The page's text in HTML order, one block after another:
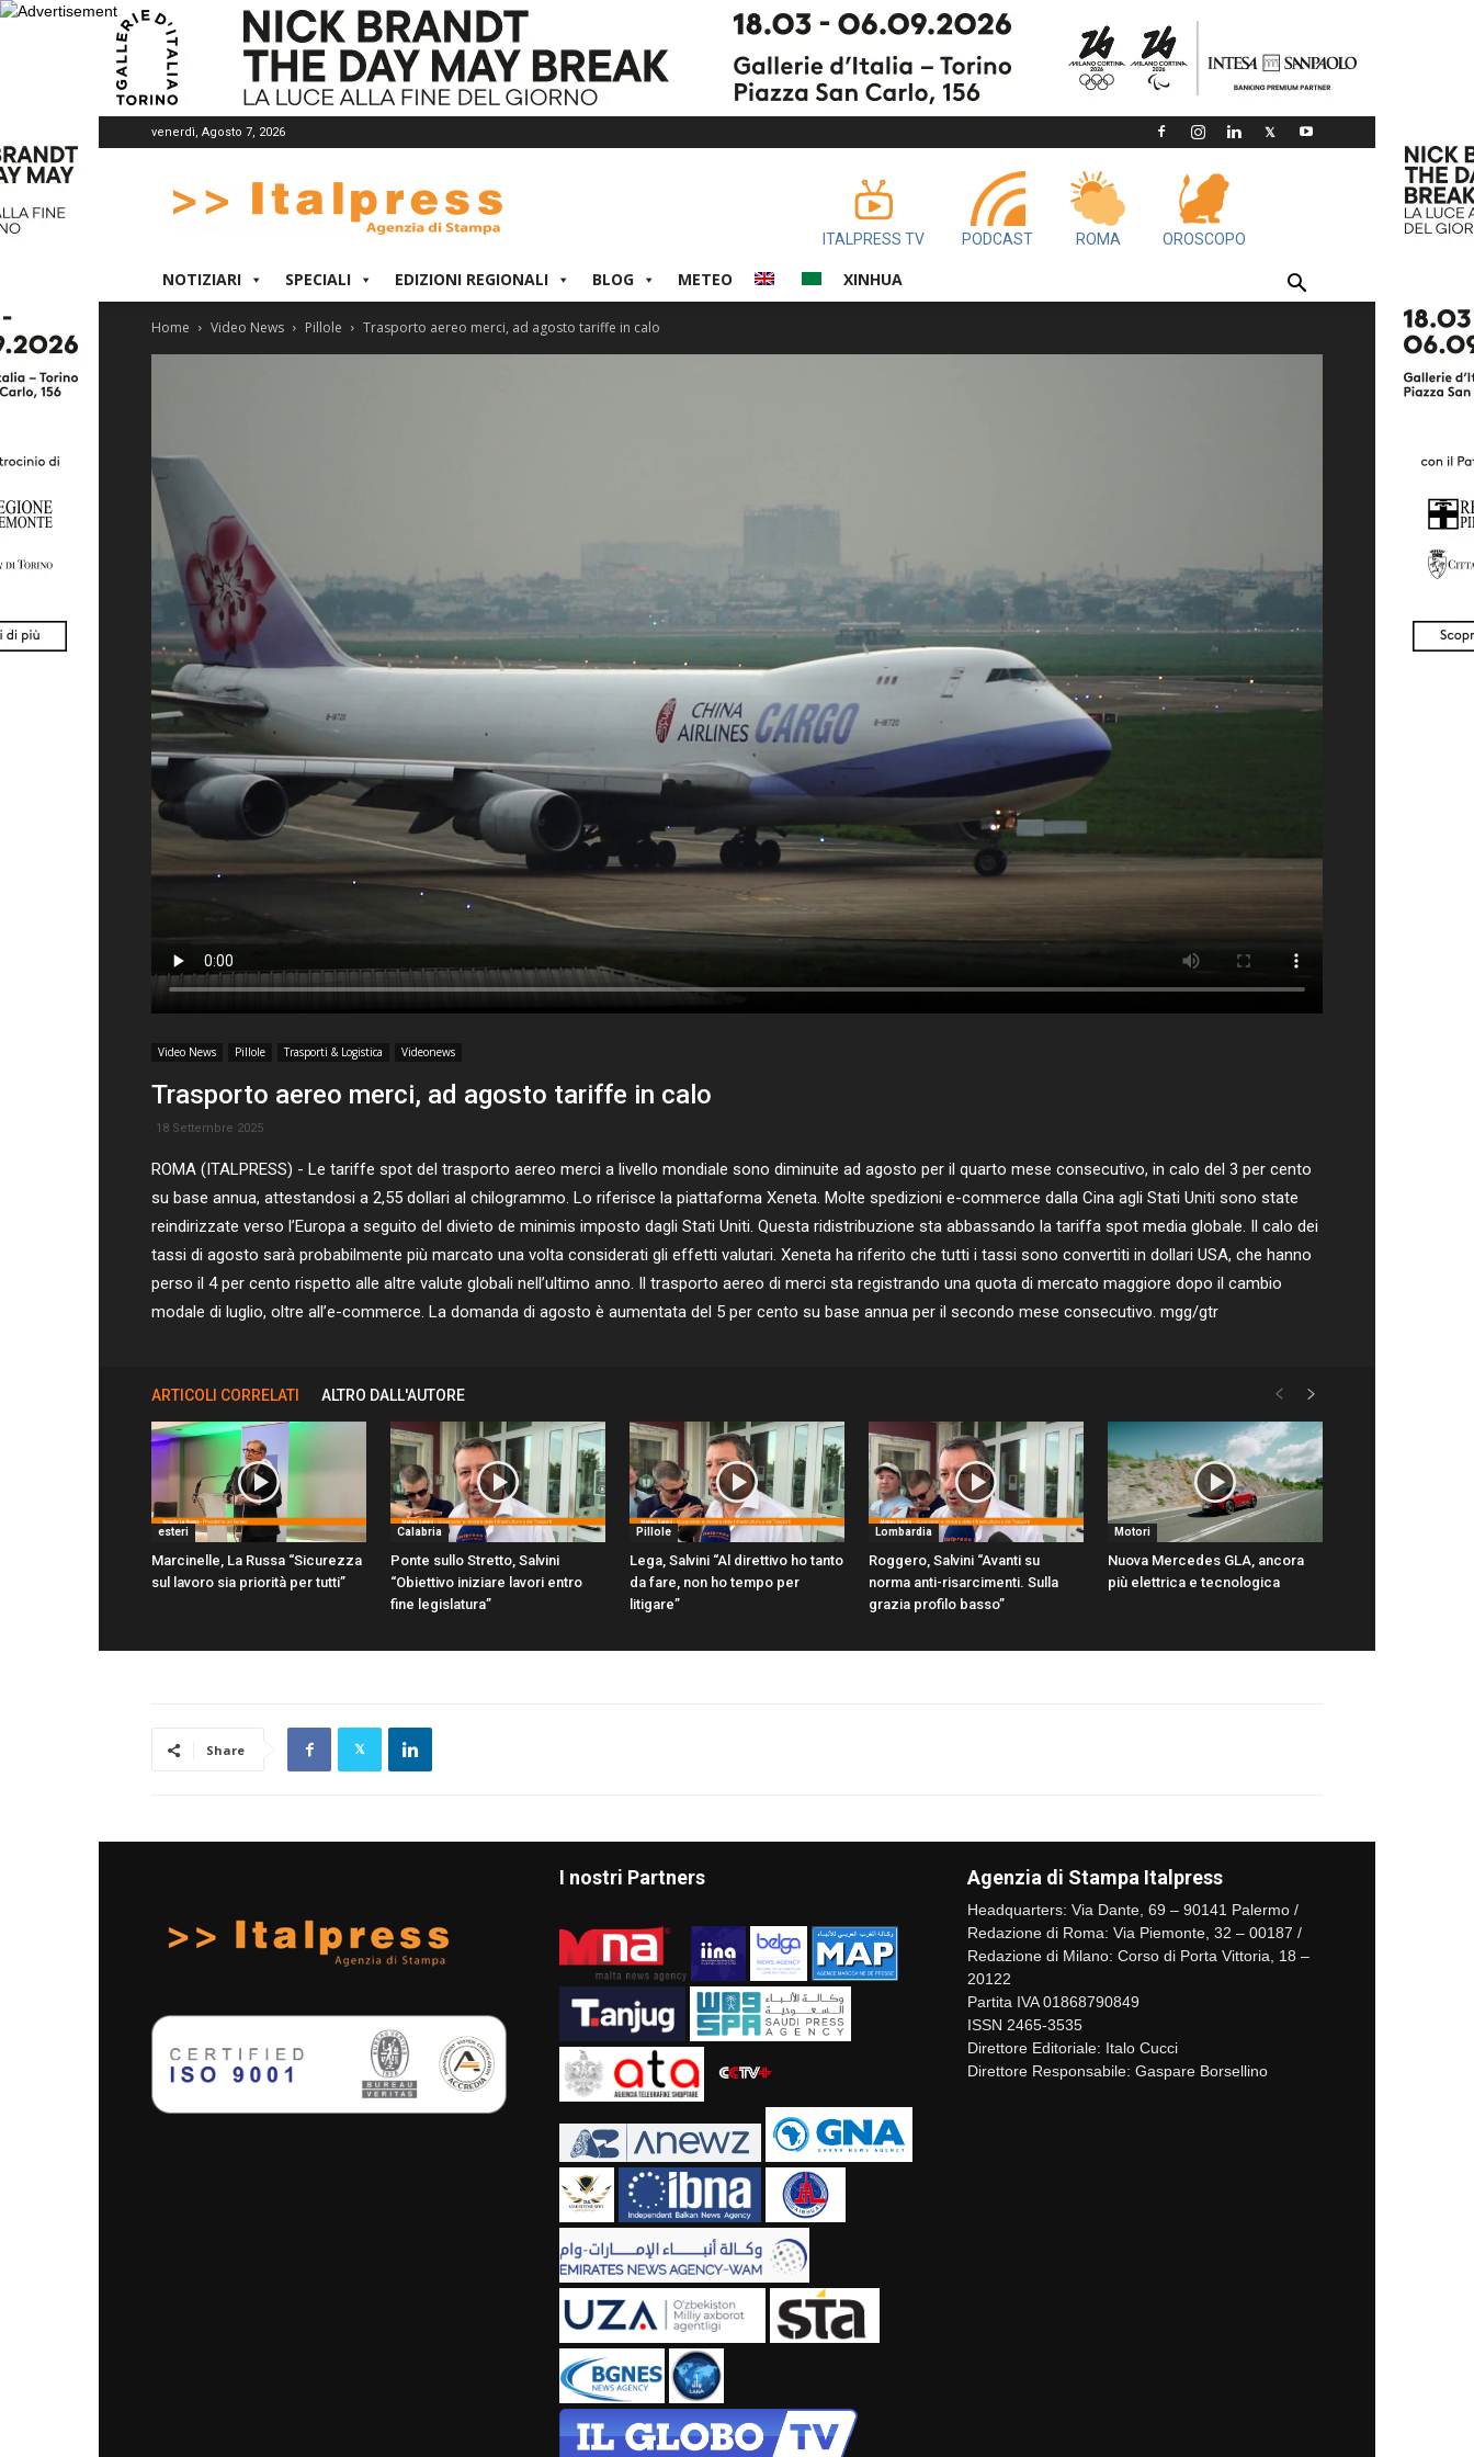
venerdì, Agosto 7, 2026
ITALPRESS TV PODCAST ROMA OROSCOPO
NOTIZIARI SPECIALI EDIZIONI REGIONALI BLOG METEO XINHUA
Home Video News Pillole Trasporto aereo merci, ad agosto tariffe in calo
Video News Pillole Trasporti & Logistica Videonews
Trasporto aereo merci, ad agosto tariffe in calo
18 Settembre 2025
ROMA (ITALPRESS) - Le tariffe spot del trasporto aereo merci a livello mondiale sono diminuite ad agosto per il quarto mese consecutivo, in calo del 3 per cento
su base annua, attestandosi a 2,55 dollari al chilogrammo. Lo riferisce la piattaforma Xeneta. Molte spedizioni e-commerce dalla Cina agli Stati Uniti sono state
reindirizzate verso l’Europa a seguito del divieto de minimis imposto dagli Stati Uniti. Questa ridistribuzione sta abbassando la tariffa spot media globale. Il calo dei
tassi di agosto sarà probabilmente più marcato una volta considerati gli effetti valutari. Xeneta ha riferito che tutti i tassi sono convertiti in dollari USA, che hanno
perso il 4 per cento rispetto alle altre valute globali nell’ultimo anno. Il trasporto aereo di merci sta registrando una quota di mercato maggiore dopo il cambio
modale di luglio, oltre all’e-commerce. La domanda di agosto è aumentata del 5 per cento su base annua per il secondo mese consecutivo. mgg/gtr
ARTICOLI CORRELATI ALTRO DALL'AUTORE
esteri
Marcinelle, La Russa “Sicurezza
sul lavoro sia priorità per tutti”
Calabria
Ponte sullo Stretto, Salvini
“Obiettivo iniziare lavori entro
fine legislatura”
Pillole
Lega, Salvini “Al direttivo ho tanto
da fare, non ho tempo per
litigare”
Lombardia
Roggero, Salvini “Avanti su
norma anti-risarcimenti. Sulla
grazia profilo basso”
Motori
Nuova Mercedes GLA, ancora
più elettrica e tecnologica
Share
I nostri Partners Agenzia di Stampa Italpress
Headquarters: Via Dante, 69 – 90141 Palermo /
Redazione di Roma: Via Piemonte, 32 – 00187 /
Redazione di Milano: Corso di Porta Vittoria, 18 –
20122
Partita IVA 01868790849
ISSN 2465-3535
Direttore Editoriale: Italo Cucci
Direttore Responsabile: Gaspare Borsellino